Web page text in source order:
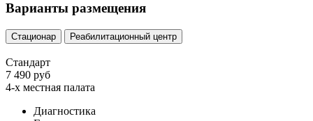
Варианты размещения
Стационар Реабилитационный центр
Стандарт
7 490 руб
4-х местная палата
Диагностика